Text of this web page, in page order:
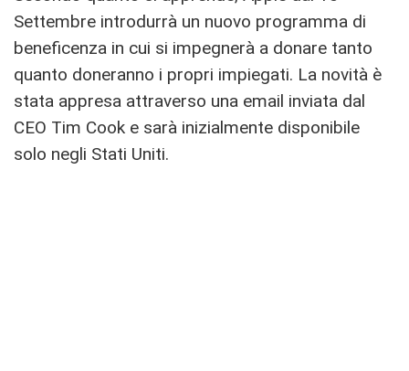
Settembre introdurrà un nuovo programma di
beneficenza in cui si impegnerà a donare tanto
quanto doneranno i propri impiegati. La novità è
stata appresa attraverso una email inviata dal
CEO Tim Cook e sarà inizialmente disponibile
solo negli Stati Uniti.